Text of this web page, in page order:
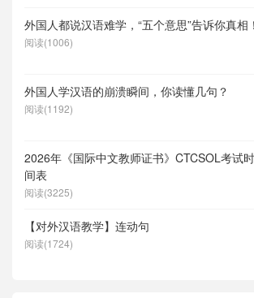
外国人都说汉语难学，“五个意思”告诉你真相！
阅读(1006)
外国人学汉语的崩溃瞬间，你读懂几句？
阅读(1192)
2026年《国际中文教师证书》CTCSOL考试时
间表
阅读(3225)
【对外汉语教学】连动句
阅读(1724)